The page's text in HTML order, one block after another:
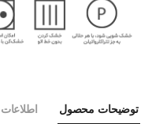
توضیحات محصول